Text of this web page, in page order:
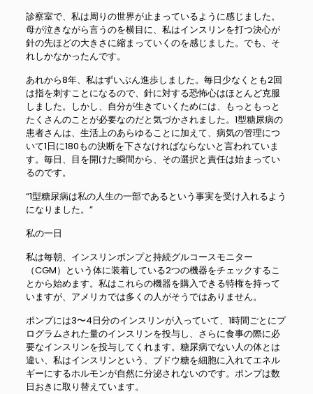
診察室で、私は周りの世界が止まっているように感じました。
母が泣きながら言うのを横目に、私はインスリンを打つ決心が
針の先ほどの大きさに縮まっていくのを感じました。でも、そ
れしかなかったんです。
あれから8年、私はずいぶん進歩しました。毎日少なくとも2回
は指を刺すことになるので、針に対する恐怖心はほとんど克服
しました。しかし、自分が生きていくためには、もっともっと
たくさんのことが必要なのだと気づかされました。1型糖尿病の
患者さんは、生活上のあらゆることに加えて、病気の管理につ
いて1日に180もの決断を下さなければならないと言われていま
す。毎日、目を開けた瞬間から、その選択と責任は始まってい
るのです。
“1型糖尿病は私の人生の一部であるという事実を受け入れるよう
になりました。”
私の一日
私は毎朝、インスリンポンプと持続グルコースモニター
（CGM）という体に装着している2つの機器をチェックするこ
とから始めます。私はこれらの機器を購入できる特権を持って
いますが、アメリカでは多くの人がそうではありません。
ポンプには3〜4日分のインスリンが入っていて、1時間ごとにプ
ログラムされた量のインスリンを投与し、さらに食事の際に必
要なインスリンを投与してくれます。糖尿病でない人の体とは
違い、私はインスリンという、ブドウ糖を細胞に入れてエネル
ギーにするホルモンが自然に分泌されないのです。ポンプは数
日おきに取り替えています。